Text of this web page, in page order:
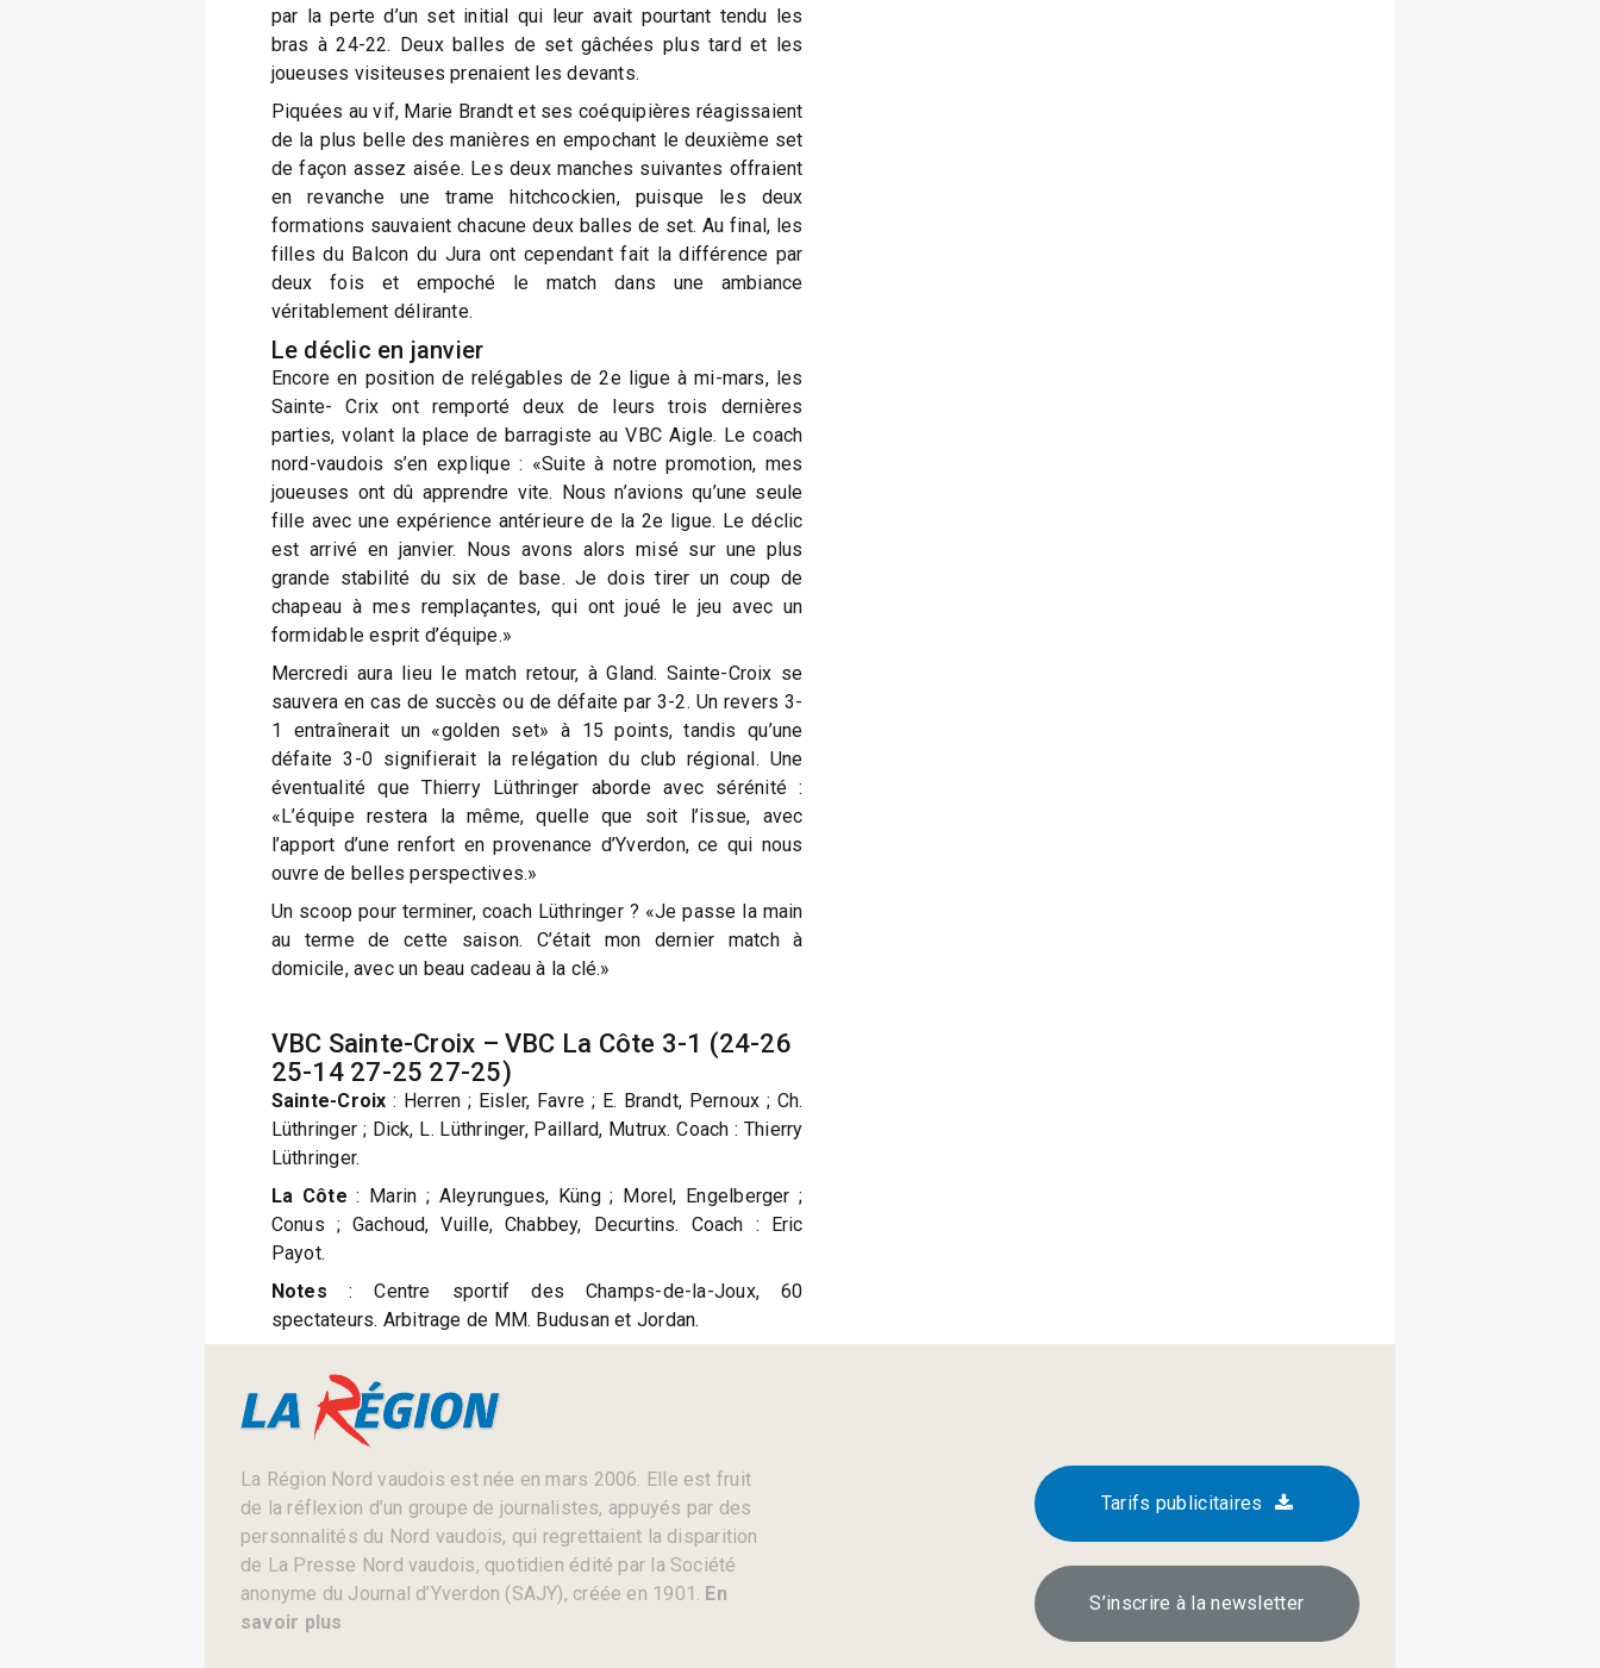
par la perte d’un set initial qui leur avait pourtant tendu les
bras à 24-22. Deux balles de set gâchées plus tard et les
joueuses visiteuses prenaient les devants.
Piquées au vif, Marie Brandt et ses coéquipières réagissaient
de la plus belle des manières en empochant le deuxième set
de façon assez aisée. Les deux manches suivantes offraient
en revanche une trame hitchcockien, puisque les deux
formations sauvaient chacune deux balles de set. Au final, les
filles du Balcon du Jura ont cependant fait la différence par
deux fois et empoché le match dans une ambiance
véritablement délirante.
Le déclic en janvier
Encore en position de relégables de 2e ligue à mi-mars, les
Sainte- Crix ont remporté deux de leurs trois dernières
parties, volant la place de barragiste au VBC Aigle. Le coach
nord-vaudois s’en explique : «Suite à notre promotion, mes
joueuses ont dû apprendre vite. Nous n’avions qu’une seule
fille avec une expérience antérieure de la 2e ligue. Le déclic
est arrivé en janvier. Nous avons alors misé sur une plus
grande stabilité du six de base. Je dois tirer un coup de
chapeau à mes remplaçantes, qui ont joué le jeu avec un
formidable esprit d’équipe.»
Mercredi aura lieu le match retour, à Gland. Sainte-Croix se
sauvera en cas de succès ou de défaite par 3-2. Un revers 3-
1 entraînerait un «golden set» à 15 points, tandis qu’une
défaite 3-0 signifierait la relégation du club régional. Une
éventualité que Thierry Lüthringer aborde avec sérénité :
«L’équipe restera la même, quelle que soit l’issue, avec
l’apport d’une renfort en provenance d’Yverdon, ce qui nous
ouvre de belles perspectives.»
Un scoop pour terminer, coach Lüthringer ? «Je passe la main
au terme de cette saison. C’était mon dernier match à
domicile, avec un beau cadeau à la clé.»
VBC Sainte-Croix – VBC La Côte 3-1 (24-26
25-14 27-25 27-25)
Sainte-Croix : Herren ; Eisler, Favre ; E. Brandt, Pernoux ; Ch.
Lüthringer ; Dick, L. Lüthringer, Paillard, Mutrux. Coach : Thierry
Lüthringer.
La Côte : Marin ; Aleyrungues, Küng ; Morel, Engelberger ;
Conus ; Gachoud, Vuille, Chabbey, Decurtins. Coach : Eric
Payot.
Notes : Centre sportif des Champs-de-la-Joux, 60
spectateurs. Arbitrage de MM. Budusan et Jordan.
La Région Nord vaudois est née en mars 2006. Elle est fruit
de la réflexion d’un groupe de journalistes, appuyés par des
personnalités du Nord vaudois, qui regrettaient la disparition
de La Presse Nord vaudois, quotidien édité par la Société
anonyme du Journal d’Yverdon (SAJY), créée en 1901. En
savoir plus
Tarifs publicitaires
S’inscrire à la newsletter